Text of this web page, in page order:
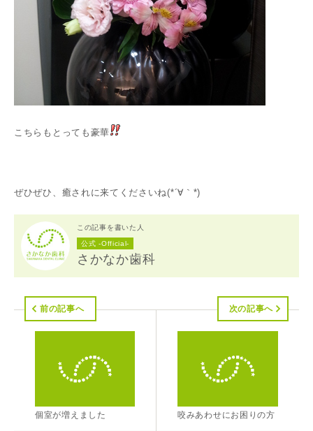
こちらもとっても豪華
ぜひぜひ、癒されに来てくださいね(*´∀｀*)
この記事を書いた人
公式 -Official-
さかなか歯科
前の記事へ
個室が増えました
次の記事へ
咬みあわせにお困りの方